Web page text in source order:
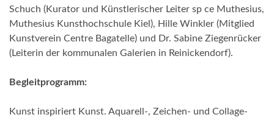
Schuch (Kurator und Künstlerischer Leiter sp ce Muthesius,
Muthesius Kunsthochschule Kiel), Hille Winkler (Mitglied
Kunstverein Centre Bagatelle) und Dr. Sabine Ziegenrücker
(Leiterin der kommunalen Galerien in Reinickendorf).
Begleitprogramm:
Kunst inspiriert Kunst. Aquarell-, Zeichen- und Collage-